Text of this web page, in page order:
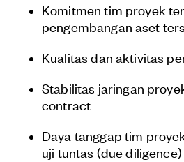
Komitmen tim proyek
pengembangan aset
Kualitas dan aktivitas
Stabilitas jaringan
contract
Daya tanggap tim
uji tuntas (due